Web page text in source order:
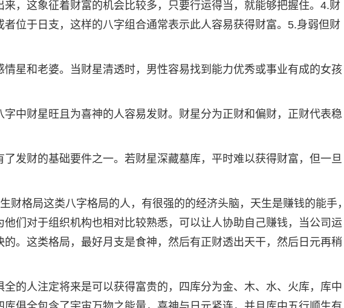
，这象征着财富的机会比较多，只要行运得当，就能够把握住。4.财
位于日支，这样的八字组合通常表示此人容易获得财富。5.身弱但财
星和老婆。当财星清透时，男性容易找到能力优秀或事业有成的女孩
中财星旺且为喜神的人容易发财。财星分为正财和偏财，正财代表稳
发财的基础要件之一。若财星深藏墓库，平时难以获得财富，但一旦
财格局这类八字格局的人，有很强的的经济头脑，天生是赚钱的能手，
们对于组织机构也相对比较熟悉，可以让人协助自己赚钱，当公司运
。这类格局，最好月支是食神，然后有正财透出天干，然后日元再稍
的人注定将来是可以获得富贵的，四库分为金、木、水、火库，库中